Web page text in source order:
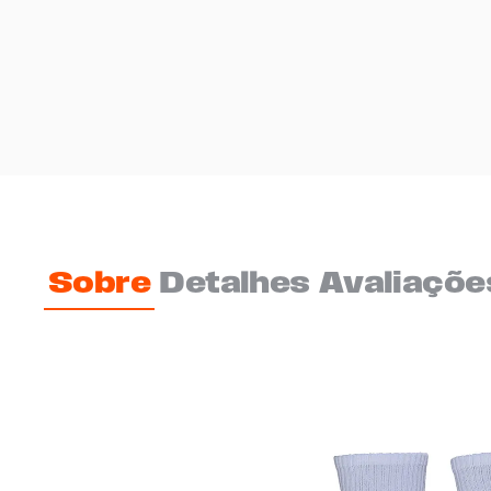
Sobre Detalhes